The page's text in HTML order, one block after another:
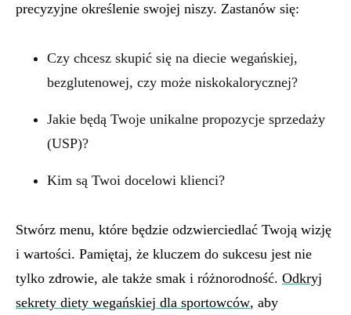
precyzyjne określenie swojej niszy. Zastanów się:
Czy chcesz skupić się na diecie wegańskiej,
bezglutenowej, czy może niskokalorycznej?
Jakie będą Twoje unikalne propozycje sprzedaży
(USP)?
Kim są Twoi docelowi klienci?
Stwórz menu, które będzie odzwierciedlać Twoją wizję
i wartości. Pamiętaj, że kluczem do sukcesu jest nie
tylko zdrowie, ale także smak i różnorodność. Odkryj
sekrety diety wegańskiej dla sportowców, aby